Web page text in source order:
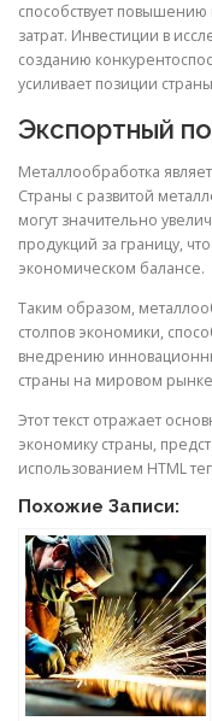
способствует
затрат. Инвестиции в
созданию
усиливает позиции
Экспортный
Металлообработка
Страны с развитой
могут значительно
продукций за границу,
экономическом балансе.
Таким образом,
столпов экономики,
внедрению
страны на мировом
Этот текст отражает
экономику страны,
использованием HTML
Похожие Записи: